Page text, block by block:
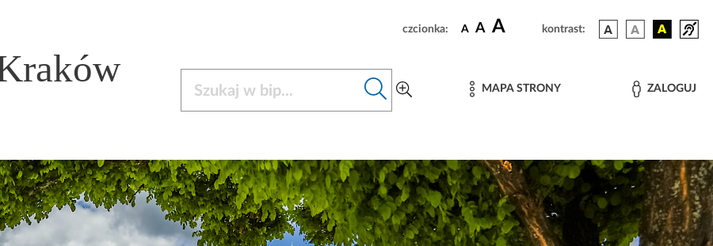
czcionka: A A A kontrast:
MAPA STRONY ZALOGUJ